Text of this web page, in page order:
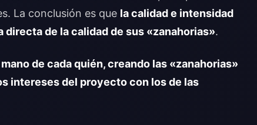
La conclusión es que la calidad e intensidad
directa de la calidad de sus «zanahorias».
de cada quién, creando las «zanahorias»
intereses del proyecto con los de las